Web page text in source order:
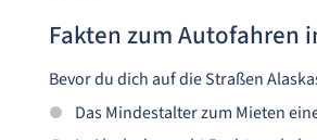
Fakten zum Autofahren
Bevor du dich auf die Straßen
Das Mindestalter zum Mieten